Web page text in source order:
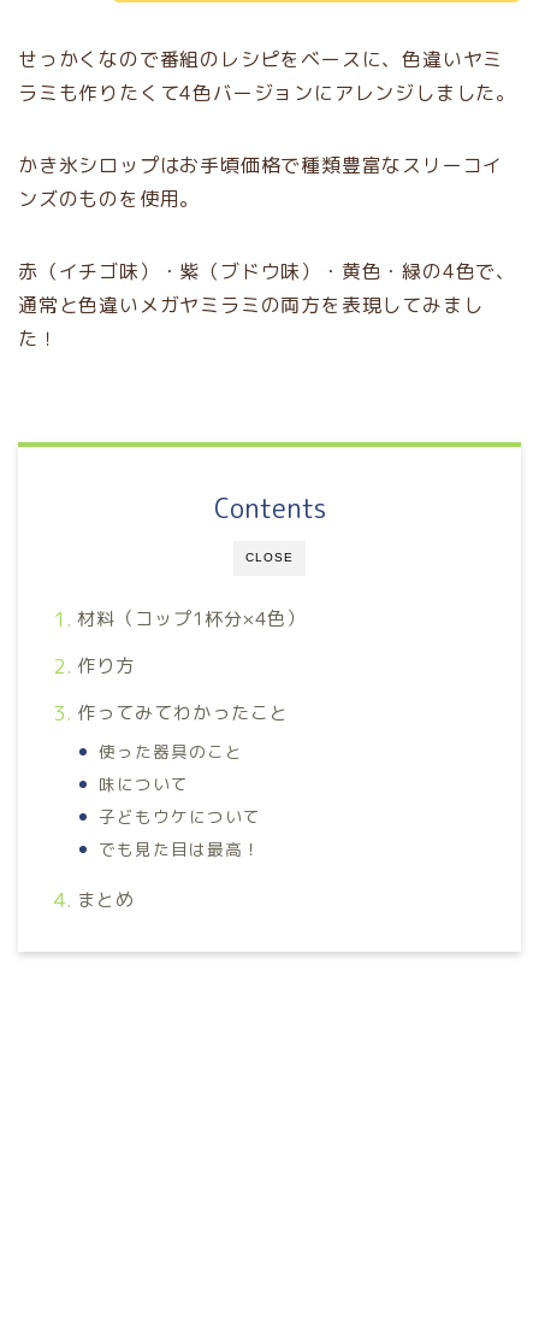
せっかくなので番組のレシピをベースに、色違いヤミ
ラミも作りたくて4色バージョンにアレンジしました。
かき氷シロップはお手頃価格で種類豊富なスリーコイ
ンズのものを使用。
赤（イチゴ味）・紫（ブドウ味）・黄色・緑の4色で、
通常と色違いメガヤミラミの両方を表現してみまし
た！
CLOSE
Contents
材料（コップ1杯分×4色）
作り方
作ってみてわかったこと
使った器具のこと
味について
子どもウケについて
でも見た目は最高！
まとめ